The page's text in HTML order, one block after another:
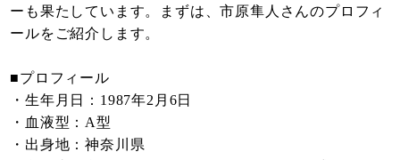
ーも果たしています。まずは、市原隼人さんのプロフィ
ールをご紹介します。
■プロフィール
・生年月日：1987年2月6日
・血液型：A型
・出身地：神奈川県